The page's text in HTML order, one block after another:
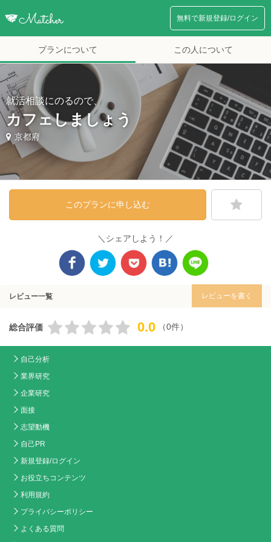
無料で新規登録/ログイン
プランについて この人について
就活相談にのるので、
カフェしましょう
京都府
このプランに申し込む
＼シェアしよう！／
レビュー一覧 レビューを書く
総合評価 0.0 （0件）
自己分析
業界研究
企業研究
面接
志望動機
自己PR
新規登録/ログイン
お役立ちコンテンツ
利用規約
プライバシーポリシー
よくある質問